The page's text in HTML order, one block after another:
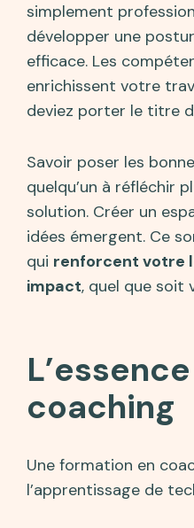
simplement
développer une
efficace. Les
enrichissent votre
deviez porter le titre
Savoir poser les
quelqu’un à réfléchir
solution. Créer un
idées émergent. Ce
qui renforcent votre
impact, quel que soit
coaching
Une formation en
l’apprentissage de